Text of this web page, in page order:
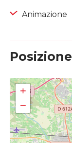
Animazione
Posizione
+
−